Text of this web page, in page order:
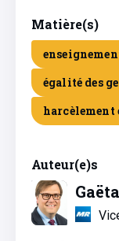
Matière(s)
égalité des
harcèlement
Auteur(e)s